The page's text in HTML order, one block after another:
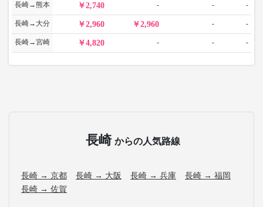
長崎→熊本 2,740 - - -
長崎→大分 2,960 2,960 - -
長崎→宮崎 4,820 - - -
長崎 からの人気路線
長崎 → 京都 長崎 → 大阪 長崎 → 兵庫
長崎 → 福岡
長崎 → 佐賀